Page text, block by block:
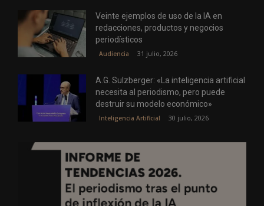
Veinte ejemplos de uso de la IA en
redacciones, productos y negocios
periodísticos
Audiencia 31 julio, 2026
A.G. Sulzberger: «La inteligencia artificial
necesita al periodismo, pero puede
destruir su modelo económico»
Inteligencia Artificial 30 julio, 2026